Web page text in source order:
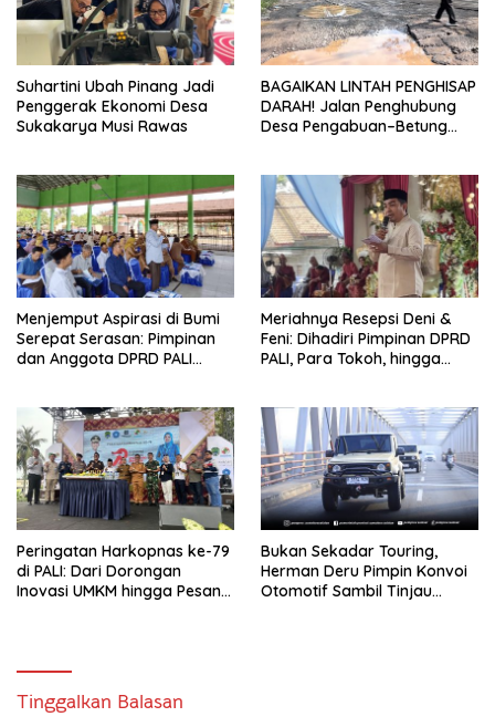
Suhartini Ubah Pinang Jadi
Penggerak Ekonomi Desa
Sukakarya Musi Rawas
BAGAIKAN LINTAH PENGHISAP
DARAH! Jalan Penghubung
Desa Pengabuan–Betung
Kerok
Menjemput Aspirasi di Bumi
Serepat Serasan: Pimpinan
dan Anggota DPRD PALI
Melalui Reses Ke-2 Tahun
2026
Meriahnya Resepsi Deni &
Feni: Dihadiri Pimpinan DPRD
PALI, Para Tokoh, hingga
untuk Warga
Peringatan Harkopnas ke-79
di PALI: Dari Dorongan
Inovasi UMKM hingga Pesan
Bukan Sekadar Touring,
Herman Deru Pimpin Konvoi
Otomotif Sambil Tinjau
Tinggalkan Balasan